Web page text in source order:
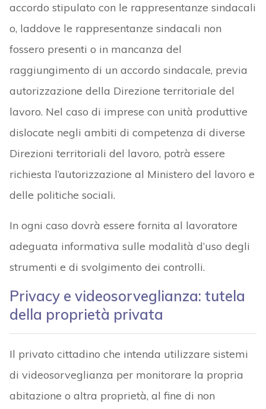
accordo stipulato con le rappresentanze sindacali
o, laddove le rappresentanze sindacali non
fossero presenti o in mancanza del
raggiungimento di un accordo sindacale, previa
autorizzazione della Direzione territoriale del
lavoro. Nel caso di imprese con unità produttive
dislocate negli ambiti di competenza di diverse
Direzioni territoriali del lavoro, potrà essere
richiesta l’autorizzazione al Ministero del lavoro e
delle politiche sociali.
In ogni caso dovrà essere fornita al lavoratore
adeguata informativa sulle modalità d’uso degli
strumenti e di svolgimento dei controlli.
Privacy e videosorveglianza: tutela
della proprietà privata
Il privato cittadino che intenda utilizzare sistemi
di videosorveglianza per monitorare la propria
abitazione o altra proprietà, al fine di non